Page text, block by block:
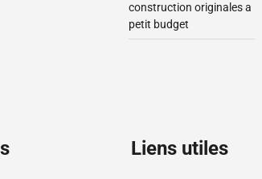
construction originales a
petit budget
Liens utiles